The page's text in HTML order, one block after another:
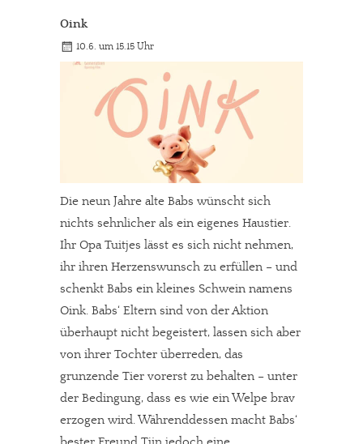
In eigener Sache
Dir gefällt unsere Arbeit?
meinesuedstadt.de finanziert sich durch Partnerprofile und
stark zurückgegangen.
Oink
10.6. um 15.15 Uhr
Die neun Jahre alte Babs wünscht sich
nichts sehnlicher als ein eigenes Haustier.
Ihr Opa Tuitjes lässt es sich nicht nehmen,
ihr ihren Herzenswunsch zu erfüllen – und
schenkt Babs ein kleines Schwein namens
Oink. Babs‘ Eltern sind von der Aktion
überhaupt nicht begeistert, lassen sich aber
von ihrer Tochter überreden, das
grunzende Tier vorerst zu behalten – unter
der Bedingung, dass es wie ein Welpe brav
erzogen wird. Währenddessen macht Babs‘